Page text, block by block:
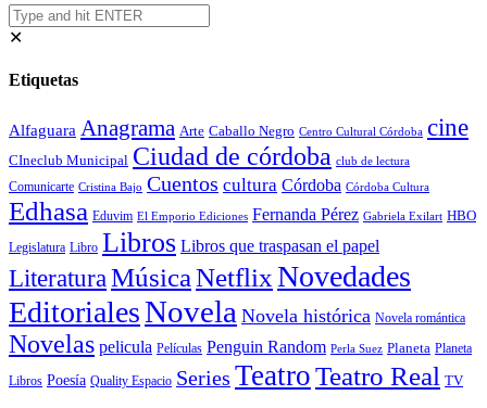
✕
Etiquetas
Alfaguara Anagrama Arte Caballo Negro Centro Cultural Córdoba cine
CIneclub Municipal Ciudad de córdoba club de lectura
Comunicarte Cristina Bajo Cuentos cultura Córdoba Córdoba Cultura
Edhasa Eduvim El Emporio Ediciones Fernanda Pérez Gabriela Exilart HBO
Legislatura Libro Libros Libros que traspasan el papel
LiteraturaMúsicaNetflixNovedades
EditorialesNovela Novela histórica Novela romántica
Novelas pelicula Películas Penguin Random Perla Suez Planeta Planeta
Libros Poesía Quality Espacio Series TeatroTeatro Real TV